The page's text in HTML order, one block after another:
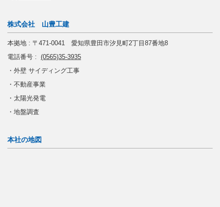
株式会社 山豊工建
本拠地 : 〒471-0041 愛知県豊田市汐見町2丁目87番地8
電話番号 : (0565)35-3935
・外壁 サイディング工事
・不動産事業
・太陽光発電
・地盤調査
本社の地図